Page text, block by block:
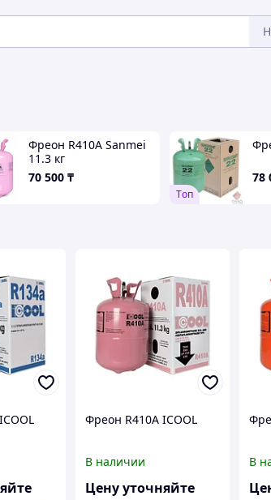
Фреон R410А Sanmei
11.3 кг
70 500 ₸
Tоп
78
Фреон R410A ICOOL
В наличии
Цену уточняйте
В